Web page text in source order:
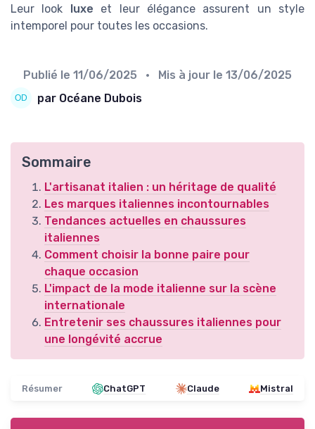
Leur look luxe et leur élégance assurent un style
intemporel pour toutes les occasions.
Publié le 11/06/2025 • Mis à jour le 13/06/2025
par Océane Dubois
Sommaire
L'artisanat italien : un héritage de qualité
Les marques italiennes incontournables
Tendances actuelles en chaussures
italiennes
Comment choisir la bonne paire pour
chaque occasion
L'impact de la mode italienne sur la scène
internationale
Entretenir ses chaussures italiennes pour
une longévité accrue
Résumer ChatGPT Claude Mistral